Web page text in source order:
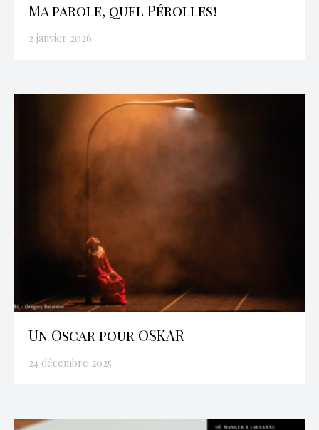
Ma parole, quel Pérolles!
2 janvier 2026
Un Oscar pour OSKAR
24 décembre 2025